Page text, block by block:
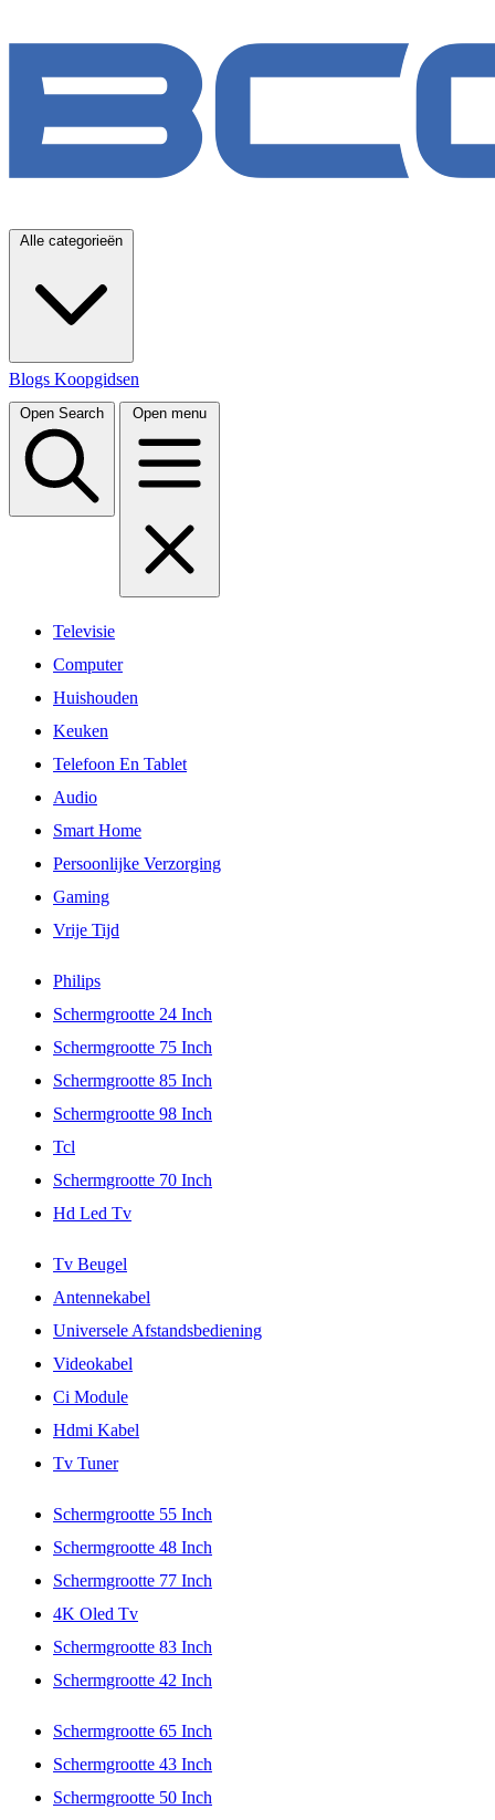
Alle categorieën
Blogs Koopgidsen
Open Search Open menu
Televisie
Computer
Huishouden
Keuken
Telefoon En Tablet
Audio
Smart Home
Persoonlijke Verzorging
Gaming
Vrije Tijd
Philips
Schermgrootte 24 Inch
Schermgrootte 75 Inch
Schermgrootte 85 Inch
Schermgrootte 98 Inch
Tcl
Schermgrootte 70 Inch
Hd Led Tv
Tv Beugel
Antennekabel
Universele Afstandsbediening
Videokabel
Ci Module
Hdmi Kabel
Tv Tuner
Schermgrootte 55 Inch
Schermgrootte 48 Inch
Schermgrootte 77 Inch
4K Oled Tv
Schermgrootte 83 Inch
Schermgrootte 42 Inch
Schermgrootte 65 Inch
Schermgrootte 43 Inch
Schermgrootte 50 Inch